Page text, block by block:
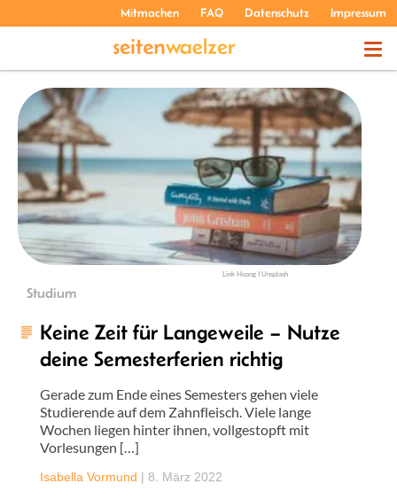
Mitmachen FAQ Datenschutz Impressum
THEMEN
PODCASTS
ÜBER UNS
Link Hoang I Unsplash
Studium
Keine Zeit für Langeweile – Nutze
deine Semesterferien richtig
Gerade zum Ende eines Semesters gehen viele
Studierende auf dem Zahnfleisch. Viele lange
Wochen liegen hinter ihnen, vollgestopft mit
Vorlesungen […]
Isabella Vormund | 8. März 2022